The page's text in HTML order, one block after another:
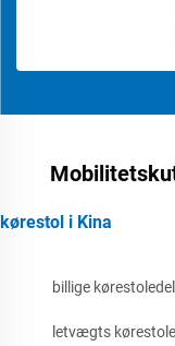
kørestol i Kina
billige
letvægts